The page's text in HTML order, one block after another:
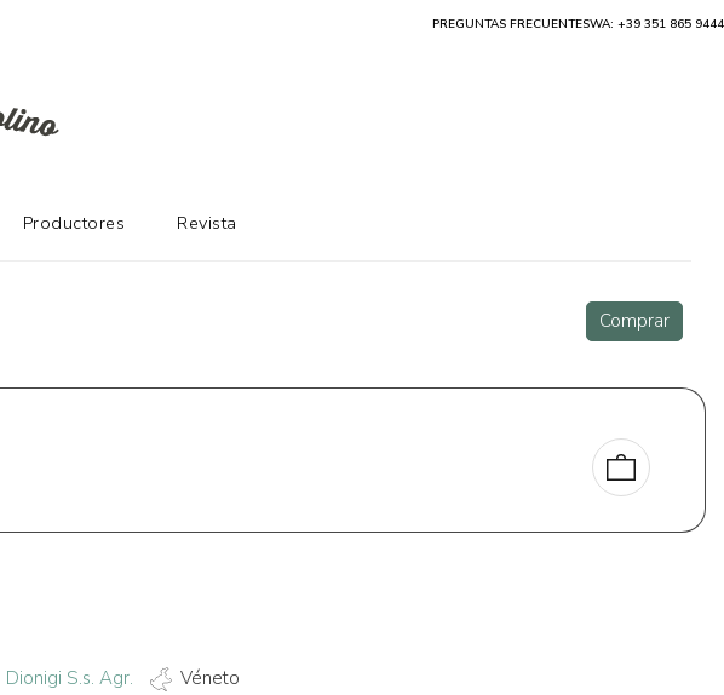
Comprar
Dionigi S.s. Agr. Véneto
PREGUNTAS FRECUENTESWA: +39 351 865 9444
Productores Revista